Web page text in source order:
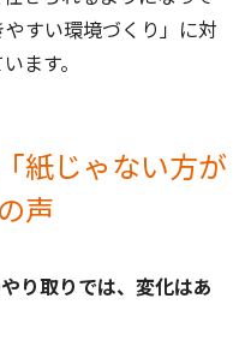
すい環境づくり」に対
ます。
紙じゃない方が
声
り取りでは、変化はあ